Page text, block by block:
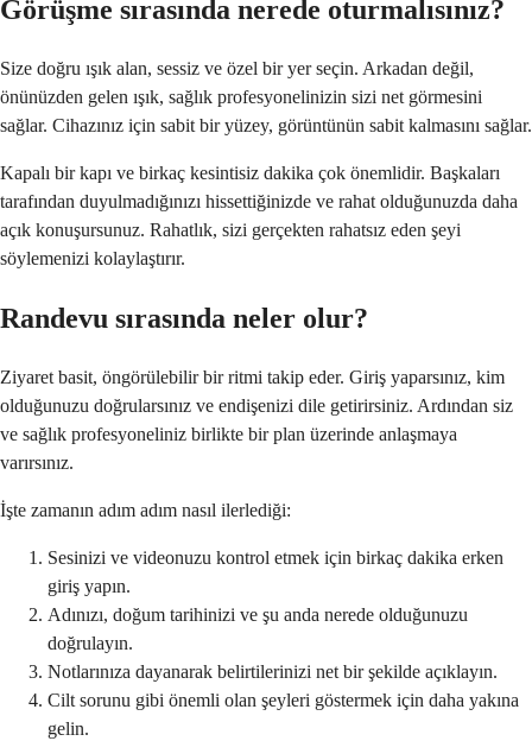
Görüşme sırasında nerede oturmalısınız?
Size doğru ışık alan, sessiz ve özel bir yer seçin. Arkadan değil,
önünüzden gelen ışık, sağlık profesyonelinizin sizi net görmesini
sağlar. Cihazınız için sabit bir yüzey, görüntünün sabit kalmasını sağlar.
Kapalı bir kapı ve birkaç kesintisiz dakika çok önemlidir. Başkaları
tarafından duyulmadığınızı hissettiğinizde ve rahat olduğunuzda daha
açık konuşursunuz. Rahatlık, sizi gerçekten rahatsız eden şeyi
söylemenizi kolaylaştırır.
Randevu sırasında neler olur?
Ziyaret basit, öngörülebilir bir ritmi takip eder. Giriş yaparsınız, kim
olduğunuzu doğrularsınız ve endişenizi dile getirirsiniz. Ardından siz
ve sağlık profesyoneliniz birlikte bir plan üzerinde anlaşmaya
varırsınız.
İşte zamanın adım adım nasıl ilerlediği:
Sesinizi ve videonuzu kontrol etmek için birkaç dakika erken
giriş yapın.
Adınızı, doğum tarihinizi ve şu anda nerede olduğunuzu
doğrulayın.
Notlarınıza dayanarak belirtilerinizi net bir şekilde açıklayın.
Cilt sorunu gibi önemli olan şeyleri göstermek için daha yakına
gelin.